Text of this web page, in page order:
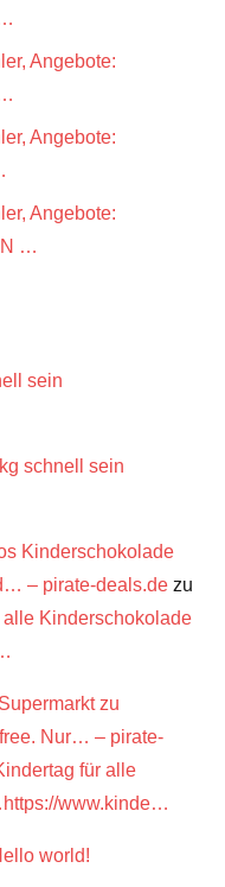
Angebote:
Angebote:
Angebote:
…
sein
schnell sein
Kinderschokolade
– pirate-deals.de zu
alle Kinderschokolade
zu
Nur… – pirate-
für alle
www.kinde…
world!